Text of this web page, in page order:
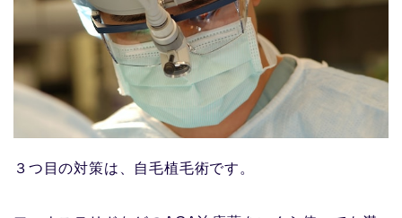
３つ目の対策は、自毛植毛術です。